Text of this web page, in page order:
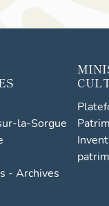
la-Sorgue
- Archives